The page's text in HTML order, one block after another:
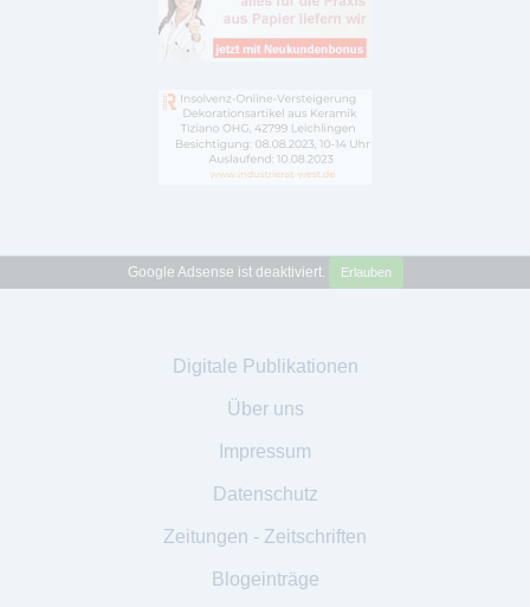
Google Adsense ist deaktiviert. Erlauben
Digitale Publikationen
Über uns
Impressum
Datenschutz
Zeitungen - Zeitschriften
Blogeinträge